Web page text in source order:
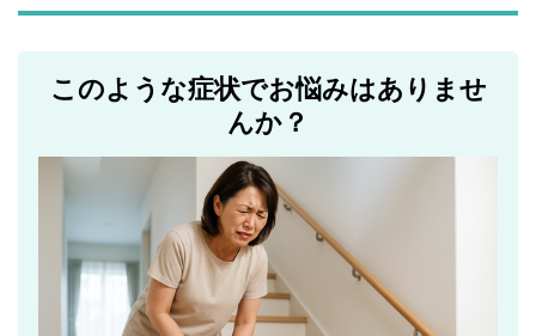
このような症状でお悩みはありませ
んか？